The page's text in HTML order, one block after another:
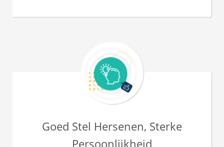
Goed Stel Hersenen, Sterke
Persoonlijkheid